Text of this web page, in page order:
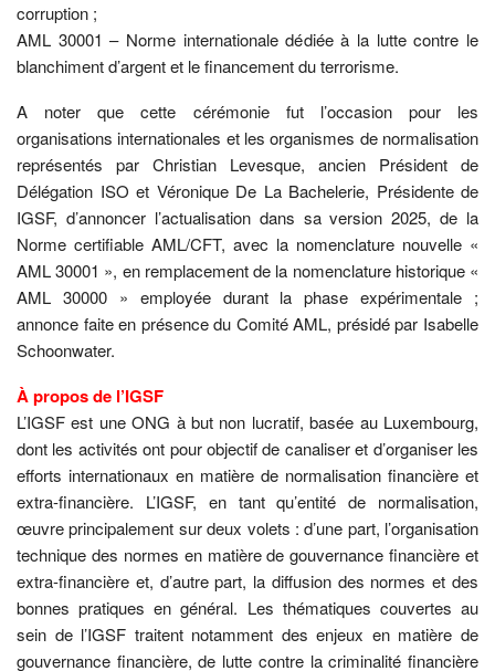
corruption ;
AML 30001 – Norme internationale dédiée à la lutte contre le
blanchiment d’argent et le financement du terrorisme.
A noter que cette cérémonie fut l’occasion pour les
organisations internationales et les organismes de normalisation
représentés par Christian Levesque, ancien Président de
Délégation ISO et Véronique De La Bachelerie, Présidente de
IGSF, d’annoncer l’actualisation dans sa version 2025, de la
Norme certifiable AML/CFT, avec la nomenclature nouvelle «
AML 30001 », en remplacement de la nomenclature historique «
AML 30000 » employée durant la phase expérimentale ;
annonce faite en présence du Comité AML, présidé par Isabelle
Schoonwater.
À propos de l’IGSF
L’IGSF est une ONG à but non lucratif, basée au Luxembourg,
dont les activités ont pour objectif de canaliser et d’organiser les
efforts internationaux en matière de normalisation financière et
extra-financière. L’IGSF, en tant qu’entité de normalisation,
œuvre principalement sur deux volets : d’une part, l’organisation
technique des normes en matière de gouvernance financière et
extra-financière et, d’autre part, la diffusion des normes et des
bonnes pratiques en général. Les thématiques couvertes au
sein de l’IGSF traitent notamment des enjeux en matière de
gouvernance financière, de lutte contre la criminalité financière